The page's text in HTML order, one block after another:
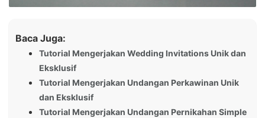
Baca Juga:
Tutorial Mengerjakan Wedding Invitations Unik dan
Eksklusif
Tutorial Mengerjakan Undangan Perkawinan Unik
dan Eksklusif
Tutorial Mengerjakan Undangan Pernikahan Simple